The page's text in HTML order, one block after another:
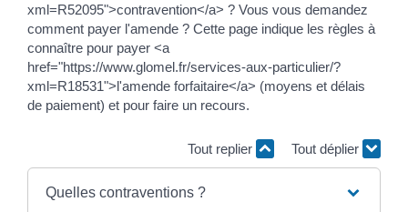
xml=R52095">contravention</a> ? Vous vous demandez
comment payer l'amende ? Cette page indique les règles à
connaître pour payer <a
href="https://www.glomel.fr/services-aux-particulier/?
xml=R18531">l'amende forfaitaire</a> (moyens et délais
de paiement) et pour faire un recours.
Tout replier Tout déplier
Quelles contraventions ?